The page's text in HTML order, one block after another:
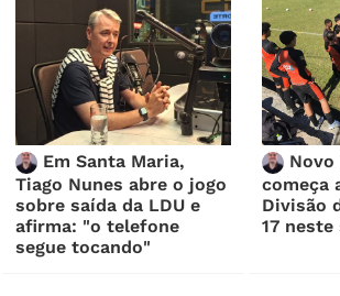
Em Santa Maria,
Tiago Nunes abre o jogo
sobre saída da LDU e
afirma: "o telefone
segue tocando"
começa
Divisão
17 neste